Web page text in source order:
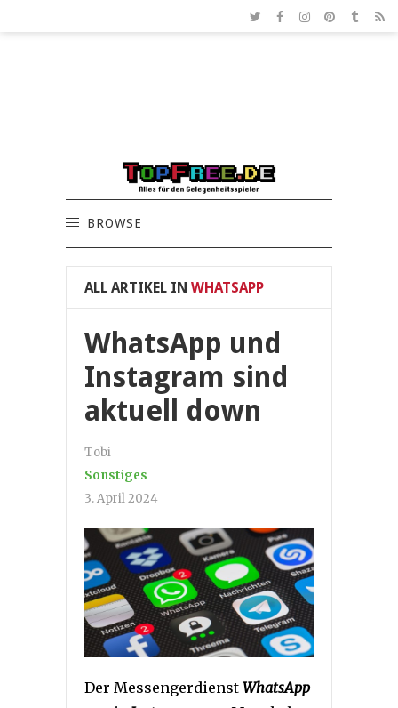
BROWSE
ALL ARTIKEL IN WHATSAPP
WhatsApp und
Instagram sind
aktuell down
Tobi
Sonstiges
3. April 2024
Der Messengerdienst WhatsApp